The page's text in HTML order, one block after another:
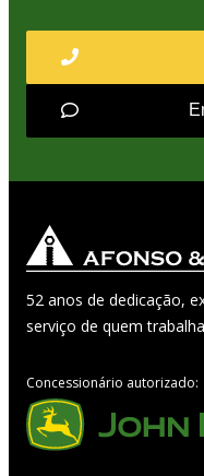
52 anos de dedicação,
serviço de quem
Concessionário autorizado: